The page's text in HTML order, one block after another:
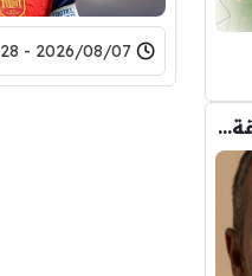
2026/08/07 - 15:28
السبب الحقيقي وراء تدخل فليك في صفقة رودري